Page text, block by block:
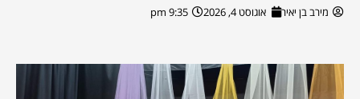
מירב בן יאיר אוגוסט 4, 2026 9:35 pm